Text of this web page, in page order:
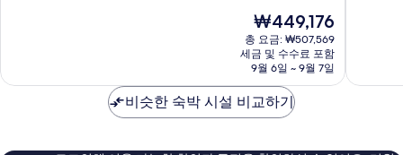
최
현
재
요
금
₩449,176
₩449,176
총 요금: ₩507,569
세금 및 수수료 포함
9월 6일 ~ 9월 7일
최
비슷한 숙박 시설 비교하기